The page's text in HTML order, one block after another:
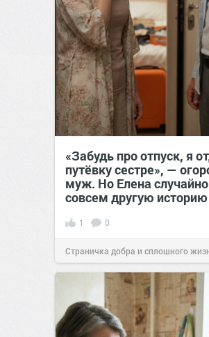
«Забудь про отпуск, я
путёвку сестре», —
муж. Но Елена
совсем другую
1 0
Страничка добра и сплошного
позитива!00:28Сегодня